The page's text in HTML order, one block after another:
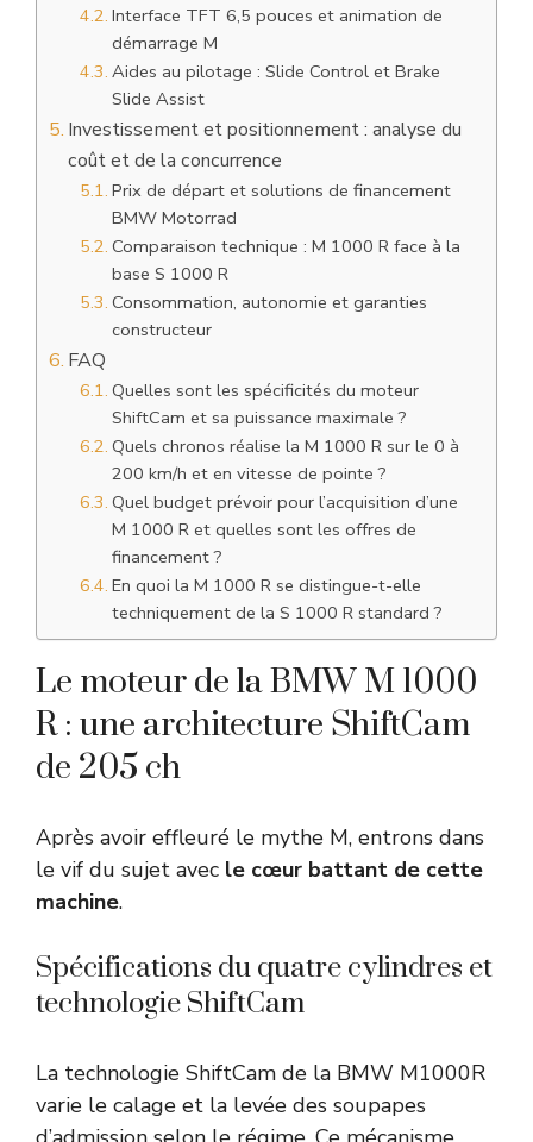
Interface TFT 6,5 pouces et animation de
démarrage M
Aides au pilotage : Slide Control et Brake
Slide Assist
Investissement et positionnement : analyse du
coût et de la concurrence
Prix de départ et solutions de financement
BMW Motorrad
Comparaison technique : M 1000 R face à la
base S 1000 R
Consommation, autonomie et garanties
constructeur
FAQ
Quelles sont les spécificités du moteur
ShiftCam et sa puissance maximale ?
Quels chronos réalise la M 1000 R sur le 0 à
200 km/h et en vitesse de pointe ?
Quel budget prévoir pour l’acquisition d’une
M 1000 R et quelles sont les offres de
financement ?
En quoi la M 1000 R se distingue-t-elle
techniquement de la S 1000 R standard ?
Le moteur de la BMW M 1000
R : une architecture ShiftCam
de 205 ch
Après avoir effleuré le mythe M, entrons dans
le vif du sujet avec le cœur battant de cette
machine.
Spécifications du quatre cylindres et
technologie ShiftCam
La technologie ShiftCam de la BMW M1000R
varie le calage et la levée des soupapes